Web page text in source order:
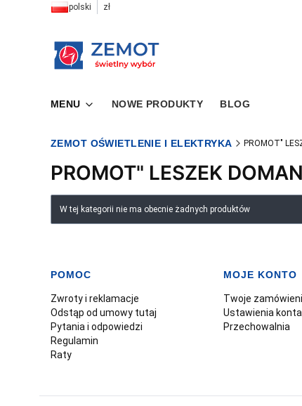
polski zł
MENU NOWE PRODUKTY BLOG
ZEMOT OŚWIETLENIE I ELEKTRYKA PROMOT"
PROMOT" LESZEK
Lista produktów
W tej kategorii nie ma obecnie żadnych produktów
Linki w stopce
POMOC
Zwroty i reklamacje
Odstąp od umowy tutaj
Pytania i odpowiedzi
Regulamin
Raty
MOJE KONTO
Twoje
Ustawienia konta
Przechowalnia